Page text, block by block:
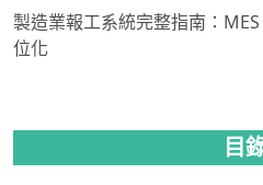
製造業報工系統完整指南：
位化
目